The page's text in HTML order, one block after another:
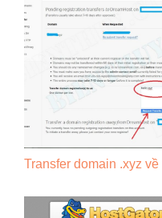
Transfer domain .xyz